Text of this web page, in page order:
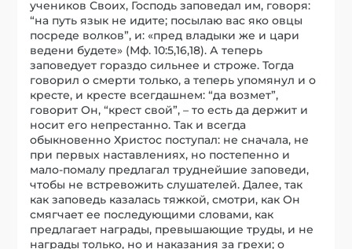
учеников Своих, Господь заповедал им, говоря:
“на путь язык не идите; посылаю вас яко овцы
посреде волков”, и: «пред владыки же и цари
ведени будете» (Мф. 10:5,16,18). А теперь
заповедует гораздо сильнее и строже. Тогда
говорил о смерти только, а теперь упомянул и о
кресте, и кресте всегдашнем: “да возмет”,
говорит Он, “крест свой”, – то есть да держит и
носит его непрестанно. Так и всегда
обыкновенно Христос поступал: не сначала, не
при первых наставлениях, но постепенно и
мало-помалу предлагал труднейшие заповеди,
чтобы не встревожить слушателей. Далее, так
как заповедь казалась тяжкой, смотри, как Он
смягчает ее последующими словами, как
предлагает награды, превышающие труды, и не
награды только, но и наказания за грехи; о